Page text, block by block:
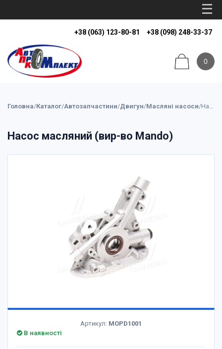
+38 (063) 123-80-81 +38 (098) 248-33-37
0
Головна/Каталог/Автозапчастини/Двигун/Масляні насоси/ Насос масляний (вир-во Mando)
Насос масляний (вир-во Mando)
Артикул: MOPD1001
В наявності